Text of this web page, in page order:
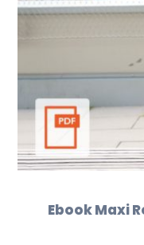
Ebook Maxi